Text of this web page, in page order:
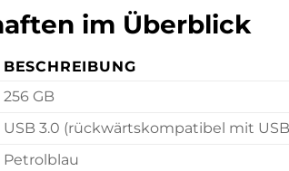
im Überblick
BESCHREIBUNG
256 GB
USB 3.0 (rückwärtskompatibel mit
Petrolblau